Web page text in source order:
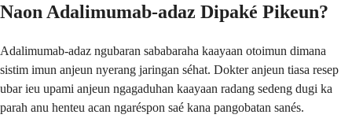
Naon Adalimumab-adaz Dipaké Pikeun?
Adalimumab-adaz ngubaran sababaraha kaayaan otoimun dimana
sistim imun anjeun nyerang jaringan séhat. Dokter anjeun tiasa resep
ubar ieu upami anjeun ngagaduhan kaayaan radang sedeng dugi ka
parah anu henteu acan ngaréspon saé kana pangobatan sanés.